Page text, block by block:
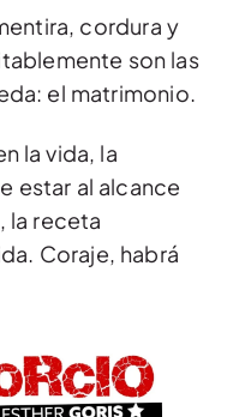
cordura y
son las
el matrimonio.
la vida, la
estar al alcance
la receta
Coraje, habrá